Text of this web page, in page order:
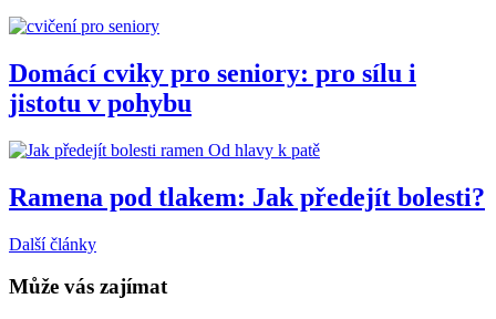
Domácí cviky pro seniory: pro sílu i
jistotu v pohybu
Od hlavy k patě
Ramena pod tlakem: Jak předejít bolesti?
Další články
Může vás zajímat